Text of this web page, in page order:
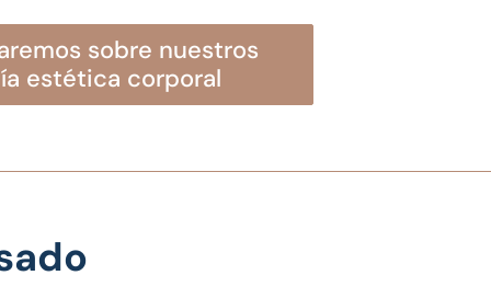
estética corporal